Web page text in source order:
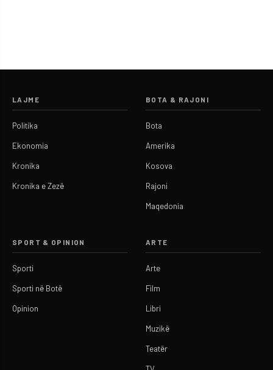
LAJME
Politika
Ekonomia
Kronika
Kronika e Zezë
BOTA & RAJONI
Bota
Amerika
Kosova
Rajoni
Maqedonia
SPORT & OPINION
Sporti
Sporti në Botë
Opinion
ARTE
Arte
Film
Libri
Muzikë
Teatër